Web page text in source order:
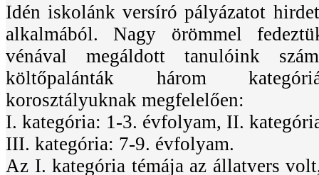
Idén iskolánk versíró pályázatot
alkalmából. Nagy örömmel
vénával megáldott tanulóink
költőpalánták három
korosztályuknak megfelelően:
I. kategória: 1-3. évfolyam, II.
III. kategória: 7-9. évfolyam.
Az I. kategória témája az állatvers